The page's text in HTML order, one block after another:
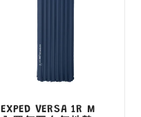
EXPED VERSA 1R M